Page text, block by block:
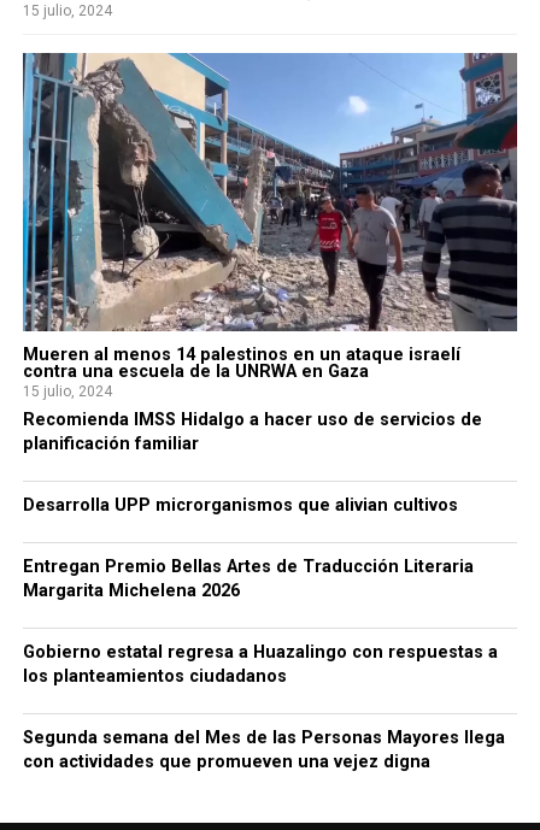
15 julio, 2024
Mueren al menos 14 palestinos en un ataque israelí
contra una escuela de la UNRWA en Gaza
15 julio, 2024
Recomienda IMSS Hidalgo a hacer uso de servicios de
planificación familiar
Desarrolla UPP microrganismos que alivian cultivos
Entregan Premio Bellas Artes de Traducción Literaria
Margarita Michelena 2026
Gobierno estatal regresa a Huazalingo con respuestas a
los planteamientos ciudadanos
Segunda semana del Mes de las Personas Mayores llega
con actividades que promueven una vejez digna